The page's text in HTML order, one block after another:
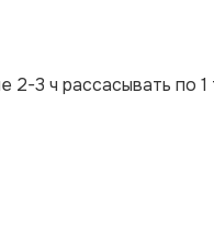
3 ч рассасывать по 1